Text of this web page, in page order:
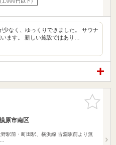
少なく、ゆっくりできました。 サウナ
ます。 新しい施設ではあり…
お気に入
りに追加
原市南区
駅前・町田駅、横浜線 古淵駅前より無